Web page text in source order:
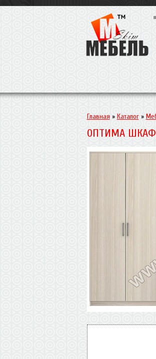
Главная » Каталог»
ОПТИМА ШКАФ